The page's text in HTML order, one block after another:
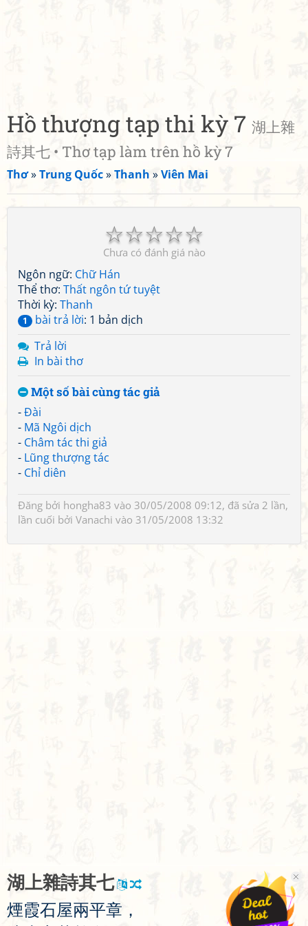
Hồ thượng tạp thi kỳ 7 湖上雜
詩其七 • Thơ tạp làm trên hồ kỳ 7
Thơ»Trung Quốc»Thanh »Viên Mai
☆
☆
☆
☆
☆
Chưa có đánh giá nào
Ngôn ngữ: Chữ Hán
Thể thơ: Thất ngôn tứ tuyệt
Thời kỳ: Thanh
1 bài trả lời: 1 bản dịch
Trả lời
In bài thơ
Một số bài cùng tác giả
-Đài
- Mã Ngôi dịch
- Châm tác thi giả
- Lũng thượng tác
- Chỉ diên
Đăng bởi hongha83 vào 30/05/2008 09:12, đã sửa 2 lần,
lần cuối bởi Vanachi vào 31/05/2008 13:32
湖上雜詩其七
煙霞石屋兩平章 ，